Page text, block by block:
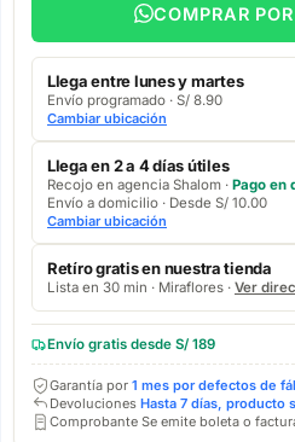
COMPRAR
Llega entre lunes y martes
Envío programado · S/ 8.90
Cambiar ubicación
Llega en 2 a 4 días útiles
Recojo en agencia Shalom · Pago en
Envío a domicilio · Desde S/ 10.00
Cambiar ubicación
Retíro gratis en nuestra tienda
Lista en 30 min · Miraflores · Ver
Envío gratis desde S/ 189
Garantía por 1 mes por defectos de
Devoluciones Hasta 7 días, producto
Comprobante Se emite boleta o